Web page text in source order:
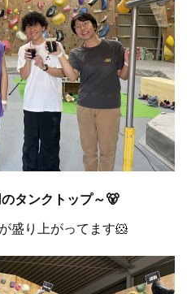
タンクトップ～🐻
盛り上がってます🐹